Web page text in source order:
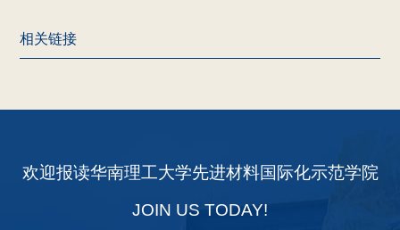
相关链接
欢迎报读华南理工大学先进材料国际化示范学院
JOIN US TODAY!